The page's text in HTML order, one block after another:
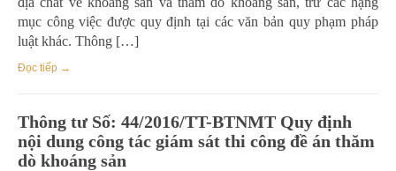
mục công việc được quy định tại các văn bản quy phạm pháp
luật khác. Thông […]
Đọc tiếp →
Thông tư Số: 44/2016/TT-BTNMT Quy định
nội dung công tác giám sát thi công đề án thăm
dò khoáng sản